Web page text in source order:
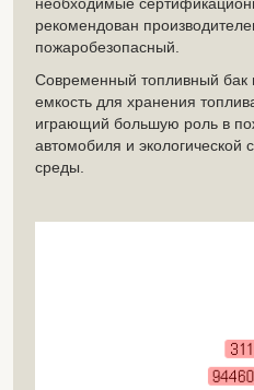
рекомендован
пожаробезопасный.
Современный топливный бак
емкость для хранения
играющий большую роль в
автомобиля и
среды.